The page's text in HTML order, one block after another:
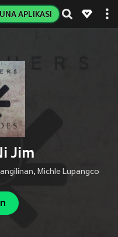
APLIKASI
Jim
, Michle Lupangco